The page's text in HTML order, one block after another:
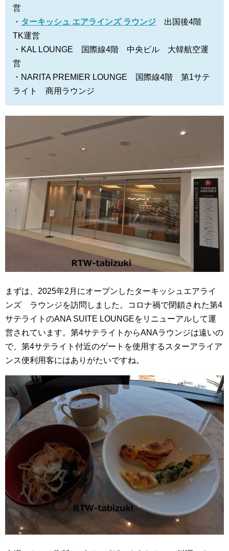
営
・ ターキッシュ エアラインズ ラウンジ 出国後4階
TK運営
・KAL LOUNGE 国際線4階 中央ビル 大韓航空運
営
・NARITA PREMIER LOUNGE 国際線4階 第1サテ
ライト 商用ラウンジ
まずは、2025年2月にオープンしたターキッシュエアライ
ンズ ラウンジを訪問しました。コロナ禍で閉鎖された第4
サテライトのANA SUITE LOUNGEを リニューアルして運
営されています。第4サテライトからANAラウンジは遠いの
で、第4サテライト付近のゲートを使用するスターアライア
ンス便利用客にはありがたいですね。